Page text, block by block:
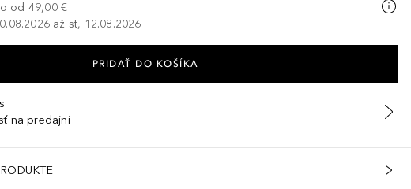
od 49,00 €
až st, 12.08.2026
PRIDAŤ DO KOŠÍKA
na predajni
Glycol, 1,2-Hexanediol, Citrus Grandis (Grapefruit) Seed